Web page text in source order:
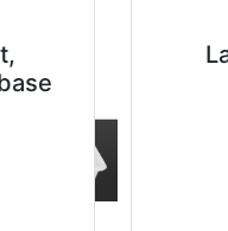
Lainox